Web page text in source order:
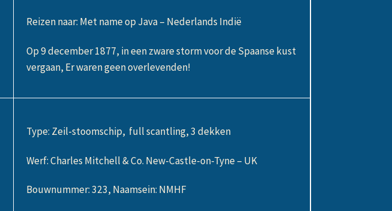
Reizen naar: Met name op Java – Nederlands Indië
Op 9 december 1877, in een zware storm voor de Spaanse kust
vergaan, Er waren geen overlevenden!
Type: Zeil-stoomschip, full scantling, 3 dekken
Werf: Charles Mitchell & Co. New-Castle-on-Tyne – UK
Bouwnummer: 323, Naamsein: NMHF